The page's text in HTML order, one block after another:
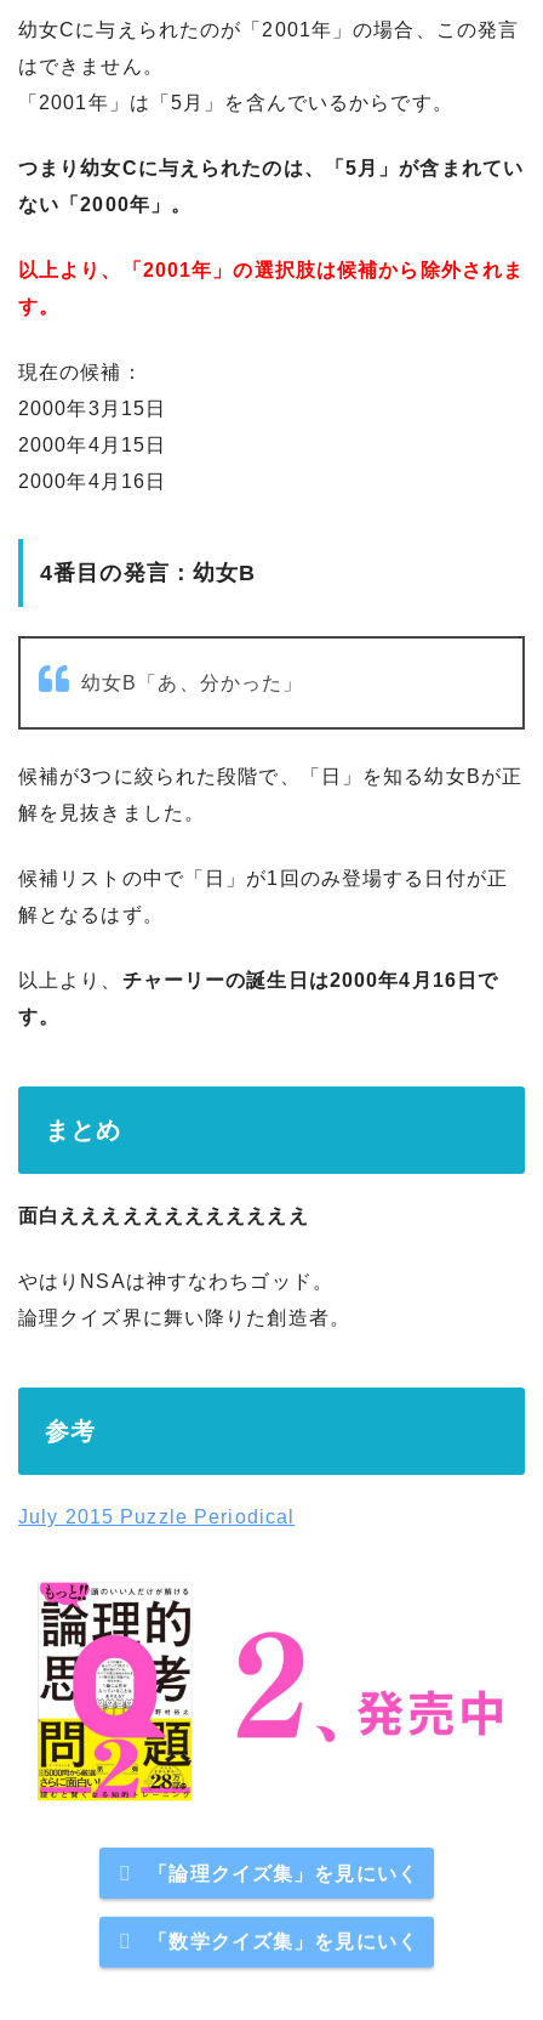
幼女Cに与えられたのが「2001年」の場合、この発言
はできません。
「2001年」は「5月」を含んでいるからです。
つまり幼女Cに与えられたのは、「5月」が含まれてい
ない「2000年」。
以上より、「2001年」の選択肢は候補から除外されま
す。
現在の候補：
2000年3月15日
2000年4月15日
2000年4月16日
4番目の発言：幼女B
幼女B「あ、分かった」
候補が3つに絞られた段階で、「日」を知る幼女Bが正
解を見抜きました。
候補リストの中で「日」が1回のみ登場する日付が正
解となるはず。
以上より、 チャーリーの誕生日は2000年4月16日で
す。
まとめ
面白ええええええええええええ
やはりNSAは神すなわちゴッド。
論理クイズ界に舞い降りた創造者。
参考
July 2015 Puzzle Periodical
「論理クイズ集」を見にいく
「数学クイズ集」を見にいく